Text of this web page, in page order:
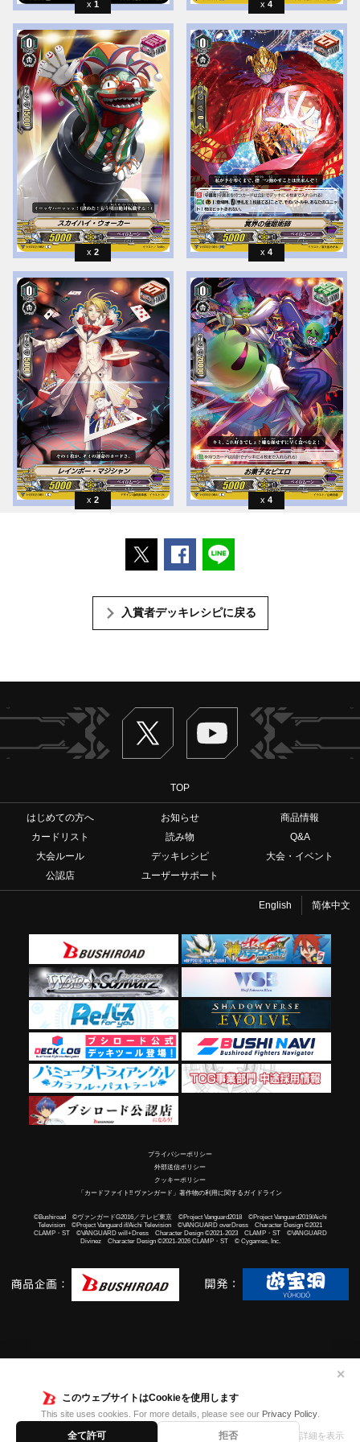
このウェブサイトはCookieを使用します
This site uses cookies. For more details, please see our Privacy Policy.
全て許可 拒否 詳細を表示
✕
1 4
2 4
2 4
ポストするFacebookでシェアする
入賞者デッキレシピに戻る
Twitter ヴァンガードch
TOP
はじめての方へ お知らせ
商品情報
カードリスト
読み物
Q&A
大会ルール
デッキレシピ
大会・イベント
公認店
ユーザーサポート
English 简体中文
プライバシーポリシー
外部送信ポリシー
クッキーポリシー
「カードファイト!! ヴァンガード」著作物の利用に関するガイドライン
©Bushiroad ©ヴァンガードG2016／テレビ東京 ©Project Vanguard2018 ©Project Vanguard2019/Aichi
Television ©Project Vanguard if/Aichi Television ©VANGUARD overDress Character Design ©2021
CLAMP・ST ©VANGUARD will+Dress Character Design ©2021-2023 CLAMP・ST ©VANGUARD
Divinez Character Design ©2021-2026 CLAMP・ST © Cygames, Inc.